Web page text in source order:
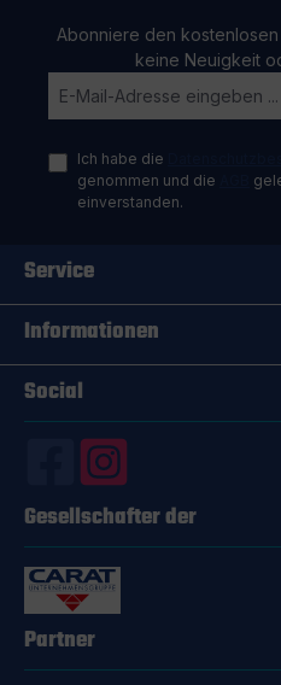
Abonniere den
keine Neuigkeit
Ich habe die
genommen und die
einverstanden.
Service
Informationen
Social
Gesellschafter der
Partner